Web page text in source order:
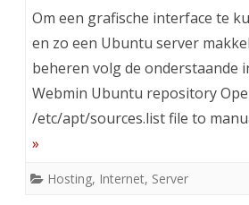
Om een grafische interface te
en zo een Ubuntu server
beheren volg de onderstaande
Webmin Ubuntu repository
/etc/apt/sources.list file to
»
Hosting, Internet, Server